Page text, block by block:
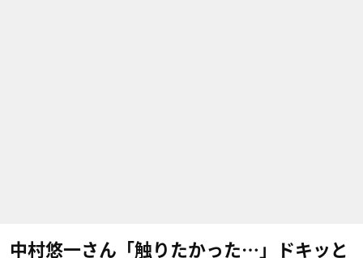
中村悠一さん「触りたかった…」ドキッと